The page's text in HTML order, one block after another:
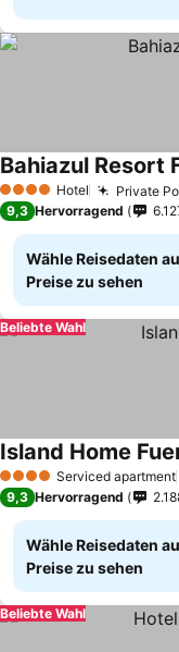
4 Sterne Hotel Private
Bahiazul Resort
9,3 Hervorragend
Wähle Reisedaten
Preise zu sehen
Beliebte Wahl
4 Sterne Serviced apartment
Island Home
9,3 Hervorragend
Wähle Reisedaten
Preise zu sehen
Beliebte Wahl